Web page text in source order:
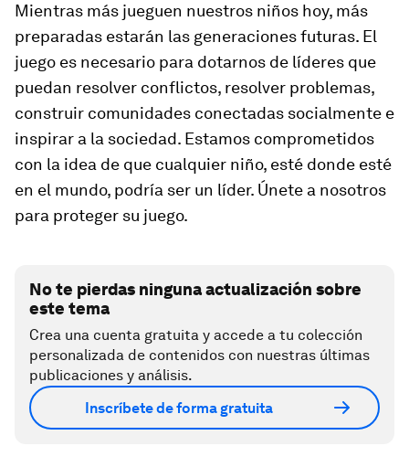
Mientras más jueguen nuestros niños hoy, más
preparadas estarán las generaciones futuras. El
juego es necesario para dotarnos de líderes que
puedan resolver conflictos, resolver problemas,
construir comunidades conectadas socialmente e
inspirar a la sociedad. Estamos comprometidos
con la idea de que cualquier niño, esté donde esté
en el mundo, podría ser un líder. Únete a nosotros
para proteger su juego.
No te pierdas ninguna actualización sobre
este tema
Crea una cuenta gratuita y accede a tu colección
personalizada de contenidos con nuestras últimas
publicaciones y análisis.
Inscríbete de forma gratuita